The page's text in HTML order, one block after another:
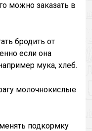
можно заказать в
бродить от
если она
мука, хлеб.
молочнокислые
подкормку